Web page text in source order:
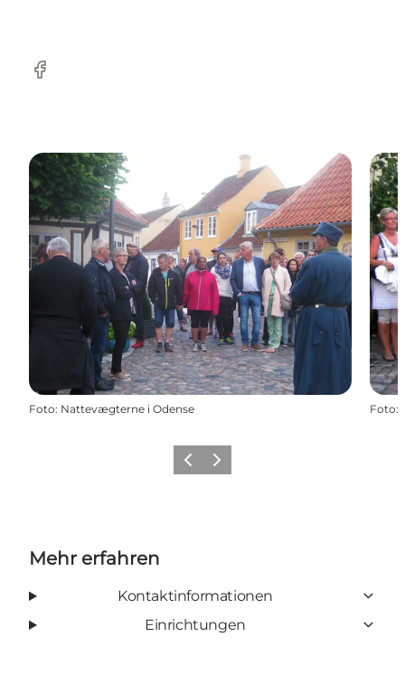
Facebook
Foto: Nattevægterne i Odense Foto:
ZurückWeiter
Mehr erfahren
Kontaktinformationen
Einrichtungen